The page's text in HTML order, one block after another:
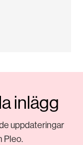
inlägg
uppdateringar
Pleo.